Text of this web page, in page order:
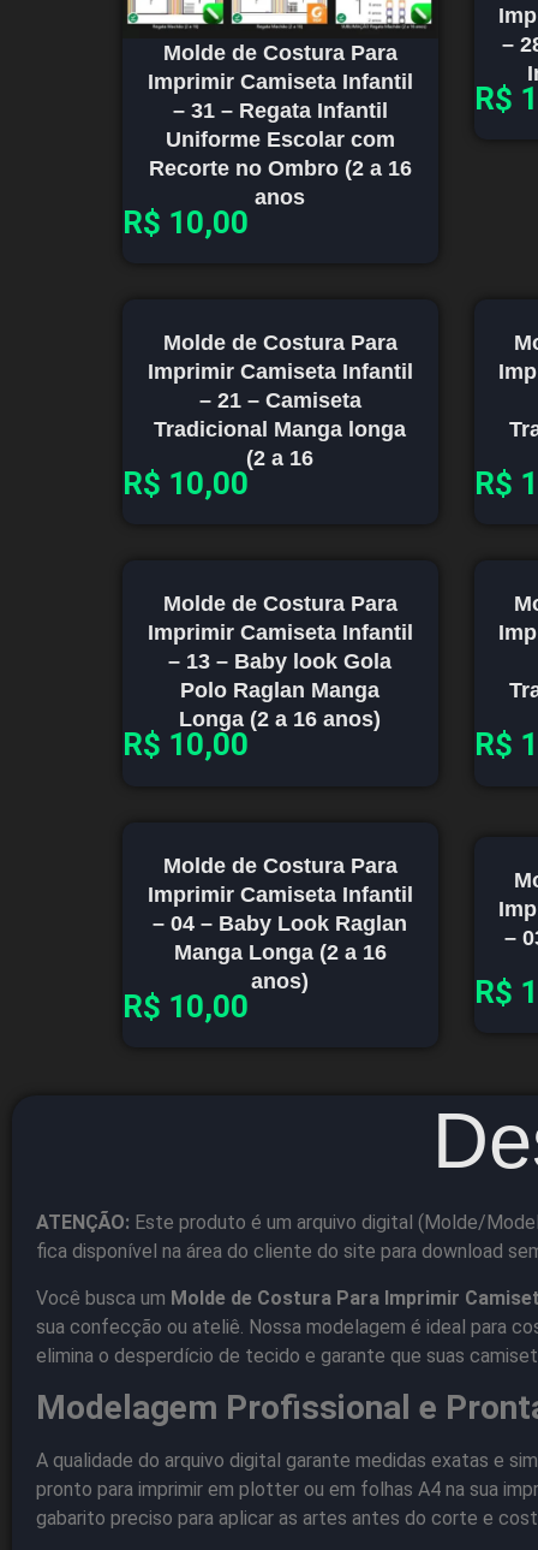
Molde de Costura Para
Imprimir Camiseta Infantil
– 31 – Regata Infantil
Uniforme Escolar com
Recorte no Ombro (2 a 16
anos
R$ 10,00
–
R$
Molde de Costura Para
Imprimir Camiseta Infantil
– 21 – Camiseta
Tradicional Manga longa
(2 a 16
R$ 10,00 R$
Molde de Costura Para
Imprimir Camiseta Infantil
– 13 – Baby look Gola
Polo Raglan Manga
Longa (2 a 16 anos)
R$ 10,00 R$
Molde de Costura Para
Imprimir Camiseta Infantil
– 04 – Baby Look Raglan
Manga Longa (2 a 16
anos)
R$ 10,00
–
R$
ATENÇÃO: Este produto é um arquivo digital (Molde/
fica disponível na área do cliente do site para download
Você busca um Molde de Costura Para Imprimir
sua confecção ou ateliê. Nossa modelagem é ideal para
elimina o desperdício de tecido e garante que suas
Modelagem Profissional e
A qualidade do arquivo digital garante medidas exatas e
pronto para imprimir em plotter ou em folhas A4 na sua
gabarito preciso para aplicar as artes antes do corte e